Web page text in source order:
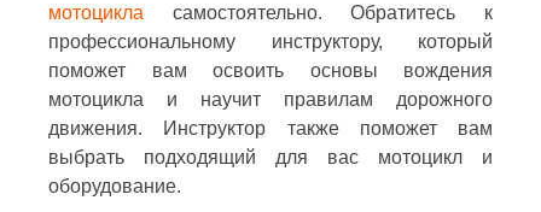
мотоцикла самостоятельно. Обратитесь к
профессиональному инструктору, который
поможет вам освоить основы вождения
мотоцикла и научит правилам дорожного
движения. Инструктор также поможет вам
выбрать подходящий для вас мотоцикл и
оборудование.